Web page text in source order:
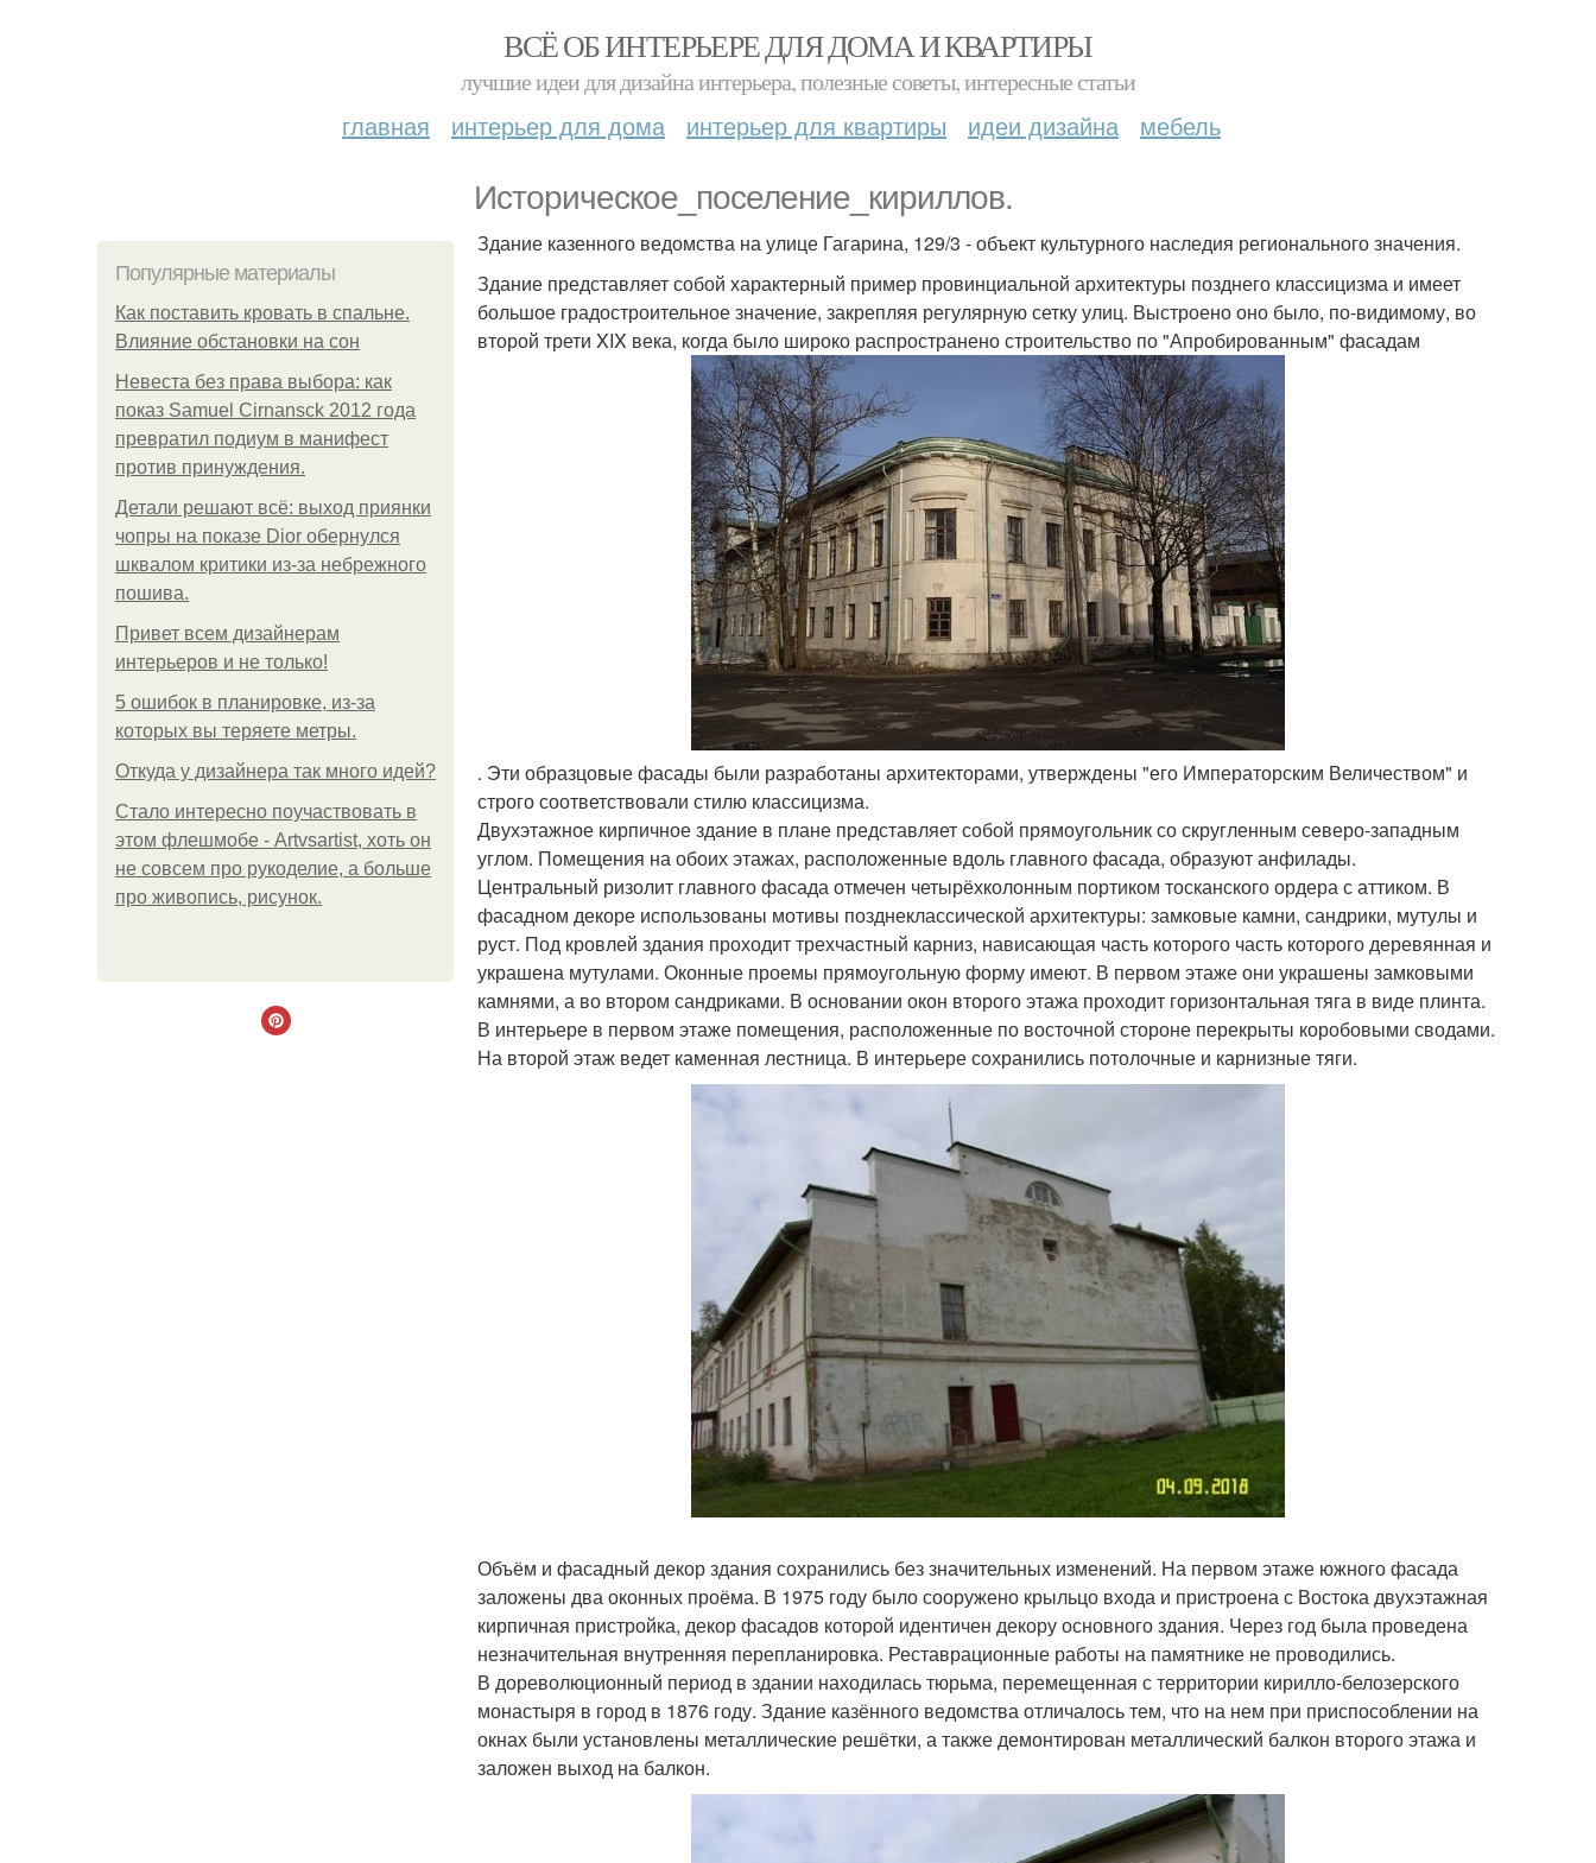
ВСЁ ОБ ИНТЕРЬЕРЕ ДЛЯ ДОМА И КВАРТИРЫ
лучшие идеи для дизайна интерьера, полезные советы, интересные статьи
главная интерьер для дома интерьер для квартиры идеи дизайна мебель
Историческое_поселение_кириллов.
Популярные материалы
Как поставить кровать в спальне.
Влияние обстановки на сон
Невеста без права выбора: как
показ Samuel Cirnansck 2012 года
превратил подиум в манифест
против принуждения.
Детали решают всё: выход приянки
чопры на показе Dior обернулся
шквалом критики из-за небрежного
пошива.
Привет всем дизайнерам
интерьеров и не только!
5 ошибок в планировке, из-за
которых вы теряете метры.
Откуда у дизайнера так много идей?
Стало интересно поучаствовать в
этом флешмобе - Artvsartist, хоть он
не совсем про рукоделие, а больше
про живопись, рисунок.
Здание казенного ведомства на улице Гагарина, 129/3 - объект культурного наследия регионального значения.
Здание представляет собой характерный пример провинциальной архитектуры позднего классицизма и имеет
большое градостроительное значение, закрепляя регулярную сетку улиц. Выстроено оно было, по-видимому, во
второй трети XIX века, когда было широко распространено строительство по "Апробированным" фасадам
. Эти образцовые фасады были разработаны архитекторами, утверждены "его Императорским Величеством" и
строго соответствовали стилю классицизма.
Двухэтажное кирпичное здание в плане представляет собой прямоугольник со скругленным северо-западным
углом. Помещения на обоих этажах, расположенные вдоль главного фасада, образуют анфилады.
Центральный ризолит главного фасада отмечен четырёхколонным портиком тосканского ордера с аттиком. В
фасадном декоре использованы мотивы позднеклассической архитектуры: замковые камни, сандрики, мутулы и
руст. Под кровлей здания проходит трехчастный карниз, нависающая часть которого часть которого деревянная и
украшена мутулами. Оконные проемы прямоугольную форму имеют. В первом этаже они украшены замковыми
камнями, а во втором сандриками. В основании окон второго этажа проходит горизонтальная тяга в виде плинта.
В интерьере в первом этаже помещения, расположенные по восточной стороне перекрыты коробовыми сводами.
На второй этаж ведет каменная лестница. В интерьере сохранились потолочные и карнизные тяги.
Объём и фасадный декор здания сохранились без значительных изменений. На первом этаже южного фасада
заложены два оконных проёма. В 1975 году было сооружено крыльцо входа и пристроена с Востока двухэтажная
кирпичная пристройка, декор фасадов которой идентичен декору основного здания. Через год была проведена
незначительная внутренняя перепланировка. Реставрационные работы на памятнике не проводились.
В дореволюционный период в здании находилась тюрьма, перемещенная с территории кирилло-белозерского
монастыря в город в 1876 году. Здание казённого ведомства отличалось тем, что на нем при приспособлении на
окнах были установлены металлические решётки, а также демонтирован металлический балкон второго этажа и
заложен выход на балкон.